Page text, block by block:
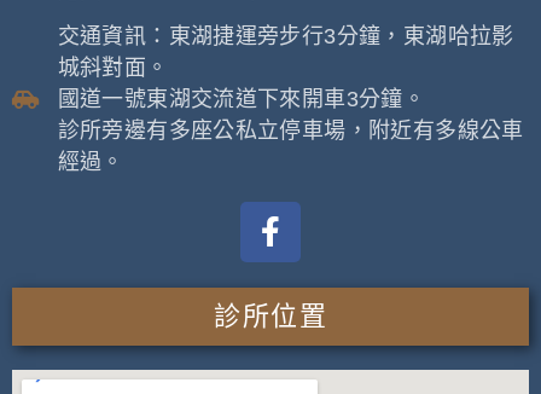
交通資訊：東湖捷運旁步行3分鐘，東湖哈拉影
城斜對面。
國道一號東湖交流道下來開車3分鐘。
診所旁邊有多座公私立停車場，附近有多線公車
經過。
診所位置